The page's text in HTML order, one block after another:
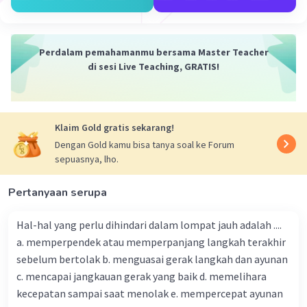
memposisikan tubuh dan menggunakan otot
5. Latihan dan Pengalaman: Seperti semua
keterampilan, kemampuan untuk melakukan
berlatih, semakin baik Anda akan menjadi dalam
melakukan gerakan ini.
6. Kondisi Fisik Umum: Kesehatan dan kebugaran
fisik secara umum juga mempengaruhi
kemampuan seseorang untuk melakukan
gerakan sikap lilin. Orang yang bugar dan sehat
melakukan gerakan ini.
Beri Rating· 0.0(0) Balas
Perdalam pemahamanmu bersama Master Teacher
di sesi Live Teaching, GRATIS!
Klaim Gold gratis sekarang!
Dengan Gold kamu bisa tanya soal ke Forum
sepuasnya, lho.
Pertanyaan serupa
Hal-hal yang perlu dihindari dalam lompat jauh adalah ....
a. memperpendek atau memperpanjang langkah terakhir
sebelum bertolak b. menguasai gerak langkah dan ayunan
c. mencapai jangkauan gerak yang baik d. memelihara
kecepatan sampai saat menolak e. mempercepat ayunan